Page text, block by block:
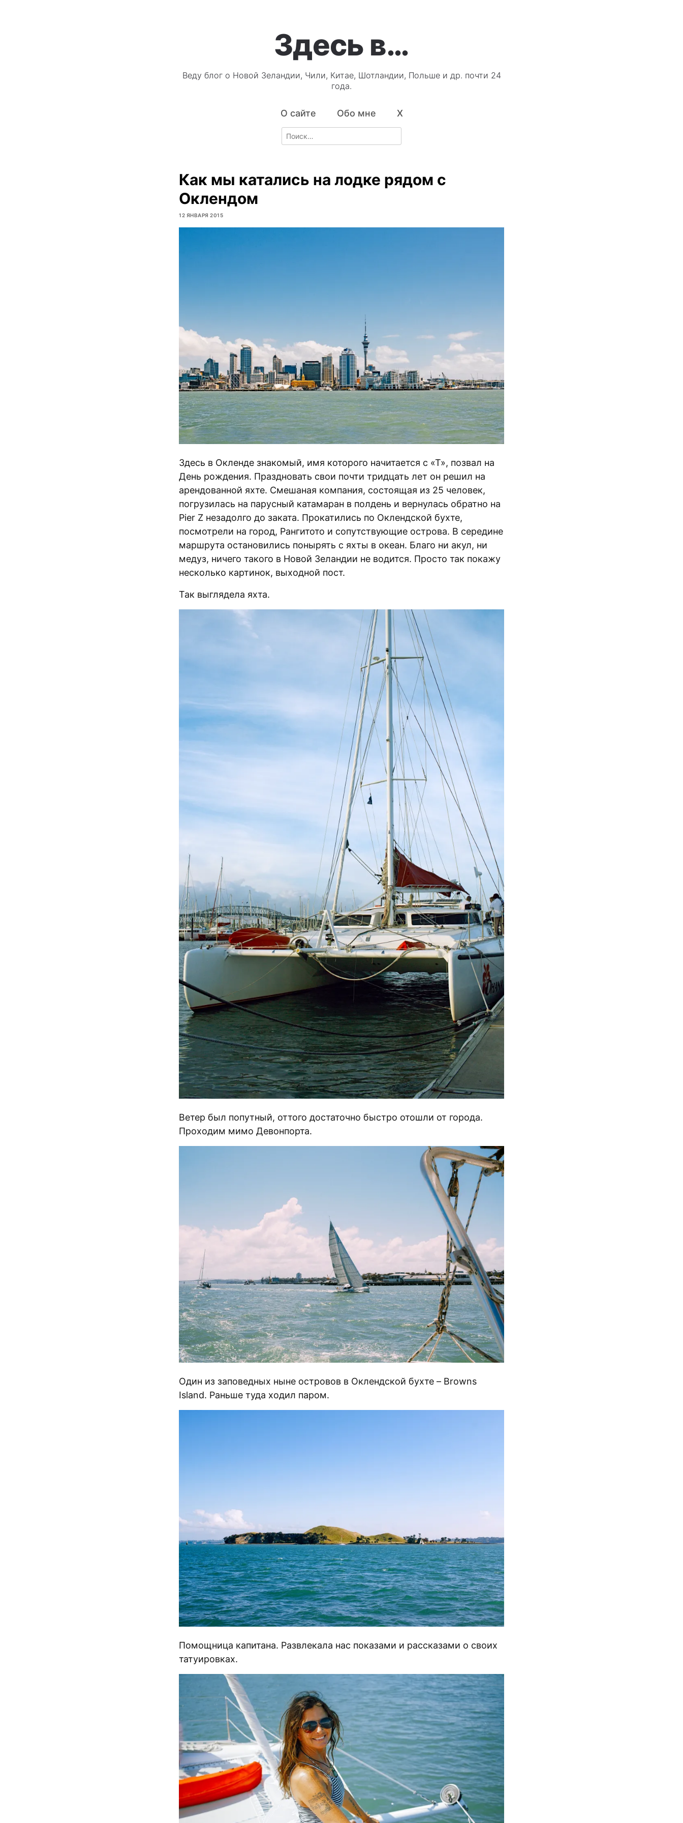
Здесь в…
Веду блог о Новой Зеландии, Чили, Китае, Шотландии, Польше и др. почти 24
года.
О сайте Обо мне X
Search
for:
Как мы катались на лодке рядом с
Оклендом
12 ЯНВАРЯ 2015
Здесь в Окленде знакомый, имя которого начитается с «Т», позвал на
День рождения. Праздновать свои почти тридцать лет он решил на
арендованной яхте. Смешаная компания, состоящая из 25 человек,
погрузилась на парусный катамаран в полдень и вернулась обратно на
Pier Z незадолго до заката. Прокатились по Оклендской бухте,
посмотрели на город, Рангитото и сопутствующие острова. В середине
маршрута остановились понырять с яхты в океан. Благо ни акул, ни
медуз, ничего такого в Новой Зеландии не водится. Просто так покажу
несколько картинок, выходной пост.
Так выглядела яхта.
Ветер был попутный, оттого достаточно быстро отошли от города.
Проходим мимо Девонпорта.
Один из заповедных ныне островов в Оклендской бухте – Browns
Island. Раньше туда ходил паром.
Помощница капитана. Развлекала нас показами и рассказами о своих
татуировках.